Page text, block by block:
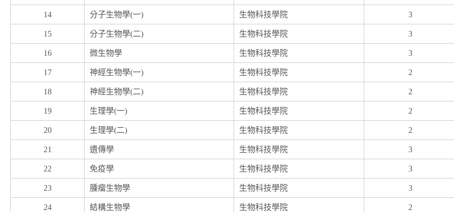
14 分子生物學(一) 生物科技學院 3
15 分子生物學(二) 生物科技學院 3
16 微生物學 生物科技學院 3
17 神經生物學(一) 生物科技學院 2
18 神經生物學(二) 生物科技學院 2
19 生理學(一) 生物科技學院 2
20 生理學(二) 生物科技學院 2
21 遺傳學 生物科技學院 3
22 免疫學 生物科技學院 3
23 腫瘤生物學 生物科技學院 3
24 結構生物學 生物科技學院 2